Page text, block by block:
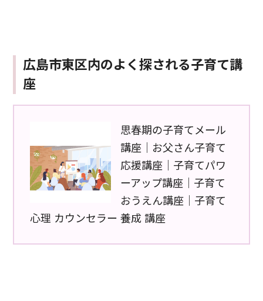
広島市東区内のよく探される子育て講
座
思春期の子育てメール
講座｜お父さん子育て
応援講座｜子育てパワ
ーアップ講座｜子育て
おうえん講座｜子育て
心理 カウンセラー 養成 講座